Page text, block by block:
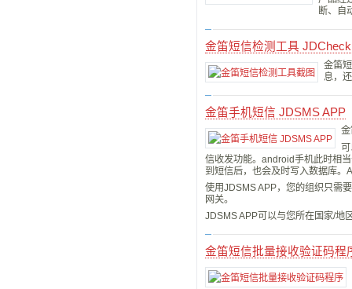
断、自
金笛短信检测工具 JDCheck
金笛
息，
金笛手机短信 JDSMS APP
信收发功能。android手机此时相
到短信后，也会及时写入数据库
使用JDSMS APP，您的组织只需
网关。
JDSMS APP可以与您所在国家/地
金笛短信批量接收验证码程